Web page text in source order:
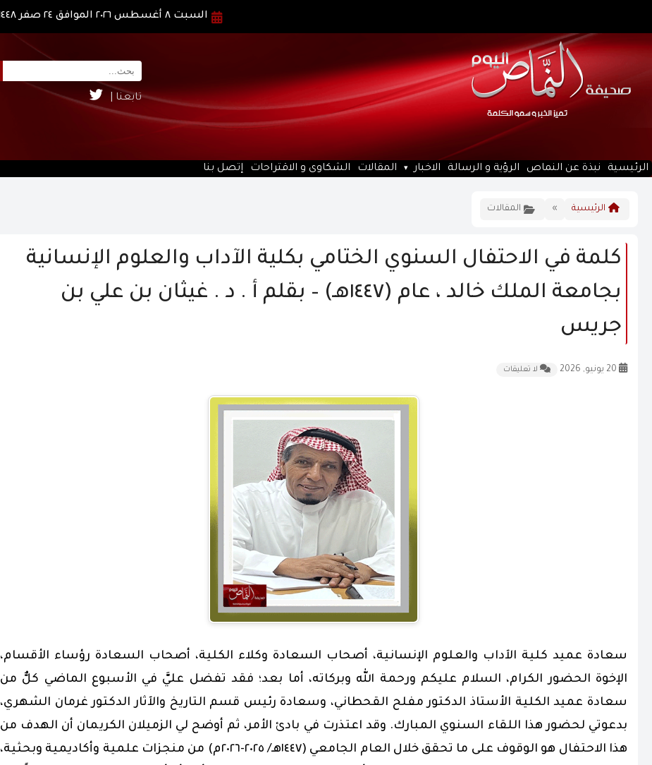
السبت ٨ أغسطس ٢٠٢٦ الموافق ٢٤ صفر ١٤٤٨ هـ
تابعنا |
الرئيسية نبذة عن النماص الرؤية و الرسالة الاخبار المقالات الشكاوى و الاقتراحات إتصل بنا
الرئيسية » المقالات
كلمة في الاحتفال السنوي الختامي بكلية الآداب والعلوم الإنسانية
بجامعة الملك خالد ، عام (١٤٤٧هـ) – بقلم أ . د . غيثان بن علي بن
جريس
لا تعليقات
سعادة عميد كلية الآداب والعلوم الإنسانية، أصحاب السعادة وكلاء الكلية، أصحاب السعادة رؤساء الأقسام،
الإخوة الحضور الكرام، السلام عليكم ورحمة الله وبركاته، أما بعد؛ فقد تفضل عليَّ في الأسبوع الماضي كلٌّ من
سعادة عميد الكلية الأستاذ الدكتور مفلح القحطاني، وسعادة رئيس قسم التاريخ والآثار الدكتور غرمان الشهري،
بدعوتي لحضور هذا اللقاء السنوي المبارك. وقد اعتذرت في بادئ الأمر، ثم أوضح لي الزميلان الكريمان أن الهدف من
هذا الاحتفال هو الوقوف على ما تحقق خلال العام الجامعي (١٤٤٧هـ/ ٢٠٢٥-٢٠٢٦م) من منجزات علمية وأكاديمية وبحثية،